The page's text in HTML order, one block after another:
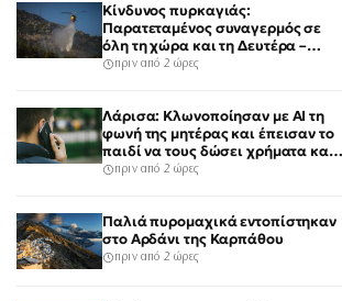
Κίνδυνος πυρκαγιάς:
Παρατεταμένος συναγερμός σε
όλη τη χώρα και τη Δευτέρα –
Αναμένονται άνεμοι 9 μποφόρ
πριν από 2 ώρες
Λάρισα: Κλωνοποίησαν με AI τη
φωνή της μητέρας και έπεισαν το
παιδί να τους δώσει χρήματα και
κοσμήματα
πριν από 2 ώρες
Παλιά πυρομαχικά εντοπίστηκαν
στο Αρδάνι της Καρπάθου
πριν από 2 ώρες